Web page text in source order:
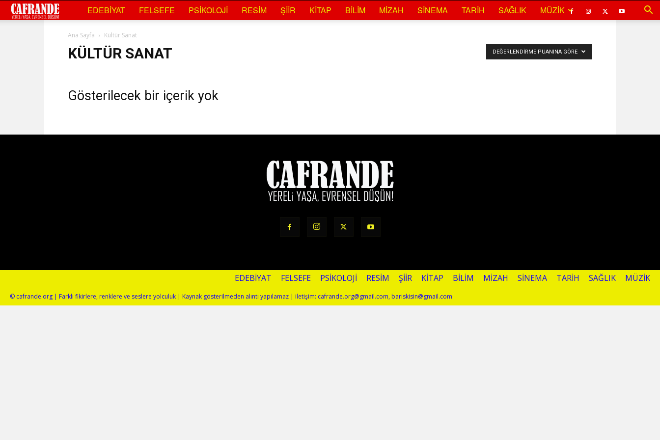
Cafrande
Sanat
EDEBIYAT FELSEFE PSIKOLOJI RESIM ŞIIR KITAP BILIM MIZAH SINEMA TARIH SAĞLIK MÜZIK
Ana Sayfa Kültür Sanat
KÜLTÜR SANAT DEĞERLENDIRME PUANINA GÖRE
Gösterilecek bir içerik yok
EDEBIYAT FELSEFE PSIKOLOJI RESIM ŞIIR KITAP BILIM MIZAH SINEMA TARIH SAĞLIK MÜZIK
© cafrande.org | Farklı fikirlere, renklere ve seslere yolculuk | Kaynak gösterilmeden alıntı yapılamaz | iletişim: cafrande.org@gmail.com, bariskisin@gmail.com